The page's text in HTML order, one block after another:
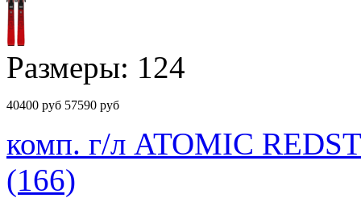
Размеры: 124
40400 руб 57590 руб
комп. г/л ATOMIC
(166)